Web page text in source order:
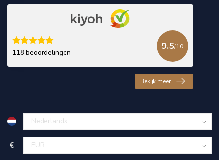
118 beoordelingen
9.5/10
Bekijk meer
€